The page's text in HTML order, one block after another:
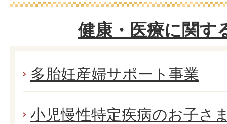
健康・医療に関す
多胎妊産婦サポート事業
小児慢性特定疾病のお子さ